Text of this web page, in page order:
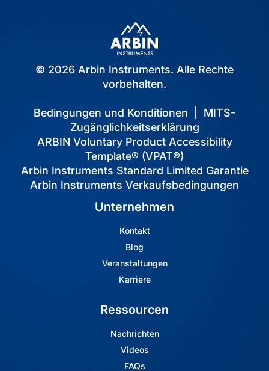
© 2026 Arbin Instruments. Alle Rechte
vorbehalten.
Bedingungen und Konditionen
MITS-
Zugänglichkeitserklärung
ARBIN Voluntary Product Accessibility
Template® (VPAT®)
Arbin Instruments Standard Limited Garantie
Arbin Instruments Verkaufsbedingungen
Unternehmen
Kontakt
Blog
Veranstaltungen
Karriere
Ressourcen
Nachrichten
Videos
FAQs